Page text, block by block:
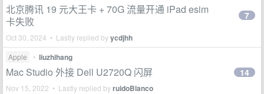
北京腾讯 19 元大王卡 + 70G 流量开通 iPad esim
卡失败
Oct 30, 2024 • Lastly replied byycdjhh
7
Apple • liuzhihang
Mac Studio 外接 Dell U2720Q 闪屏
Nov 15, 2022 • Lastly replied byruidoBlanco
14